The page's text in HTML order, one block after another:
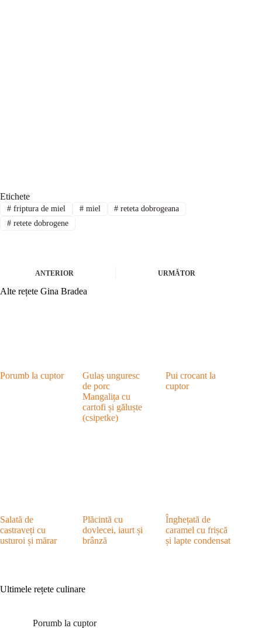
Etichete
#friptura de miel #miel # reteta dobrogeana
#retete dobrogene
ANTERIOR URMĂTOR
Alte rețete Gina Bradea
Porumb la cuptor
Gulaș unguresc
de porc
Mangalița cu
cartofi și găluște
(csipetke)
Pui crocant la
cuptor
Salată de
castraveți cu
usturoi și mărar
Plăcintă cu
dovlecei, iaurt și
brânză
Înghețată de
caramel cu frișcă
și lapte condensat
Ultimele rețete culinare
Porumb la cuptor